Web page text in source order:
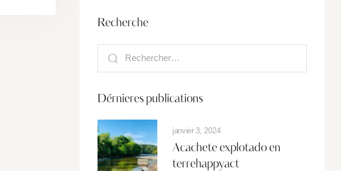
Recherche
Dérnieres publications
janvier 3, 2024
Acachete explotado en
terrehappyact